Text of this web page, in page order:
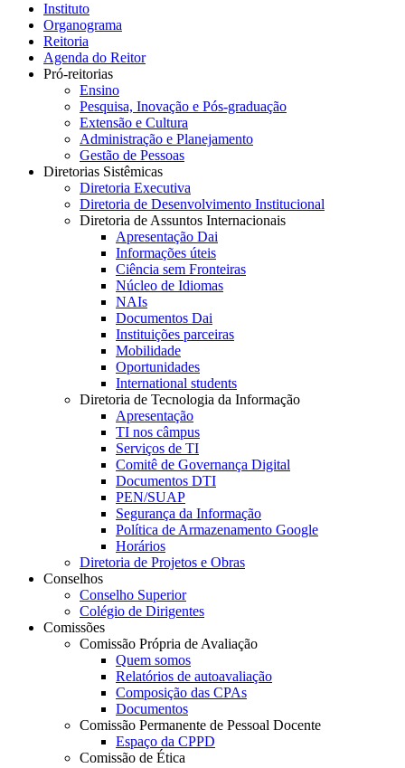
Instituto
Organograma
Reitoria
Agenda do Reitor
Pró-reitorias
Ensino
Pesquisa, Inovação e Pós-graduação
Extensão e Cultura
Administração e Planejamento
Gestão de Pessoas
Diretorias Sistêmicas
Diretoria Executiva
Diretoria de Desenvolvimento Institucional
Diretoria de Assuntos Internacionais
Apresentação Dai
Informações úteis
Ciência sem Fronteiras
Núcleo de Idiomas
NAIs
Documentos Dai
Instituições parceiras
Mobilidade
Oportunidades
International students
Diretoria de Tecnologia da Informação
Apresentação
TI nos câmpus
Serviços de TI
Comitê de Governança Digital
Documentos DTI
PEN/SUAP
Segurança da Informação
Política de Armazenamento Google
Horários
Diretoria de Projetos e Obras
Conselhos
Conselho Superior
Colégio de Dirigentes
Comissões
Comissão Própria de Avaliação
Quem somos
Relatórios de autoavaliação
Composição das CPAs
Documentos
Comissão Permanente de Pessoal Docente
Espaço da CPPD
Comissão de Ética